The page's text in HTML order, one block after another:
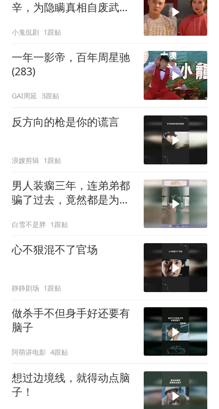
辛，为隐瞒真相自废武
小鬼侃剧 1跟贴
一年一影帝，百年周星驰
(283)
GAI周延 3跟贴
反方向的枪是你的谎言
浪嫂剪辑 1跟贴
男人装瘸三年，连弟弟都
骗了过去，竟然都是为了
白雪不是胖 1跟贴
心不狠混不了官场
静静剧场 1跟贴
做杀手不但身手好还要有
脑子
阿萌讲电影 4跟贴
想过边境线，就得动点脑
子！